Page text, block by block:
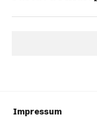
Impressum